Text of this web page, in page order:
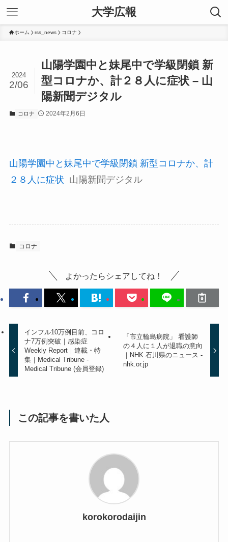
大学広報
ホーム rss_news コロナ
山陽学園中と妹尾中で学級閉鎖 新
型コロナか、計２８人に症状 – 山
陽新聞デジタル
2024
2/06
コロナ 2024年2月6日
山陽学園中と妹尾中で学級閉鎖 新型コロナか、計
２８人に症状 山陽新聞デジタル
コロナ
よかったらシェアしてね！
インフル10万例目前、コロ
ナ7万例突破｜感染症
Weekly Report｜連載・特
集｜Medical Tribune -
Medical Tribune (会員登録)
「市立輪島病院」 看護師
の４人に１人が退職の意向
｜NHK 石川県のニュース -
nhk.or.jp
この記事を書いた人
korokorodaijin